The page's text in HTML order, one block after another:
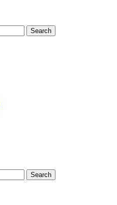
Search
Search